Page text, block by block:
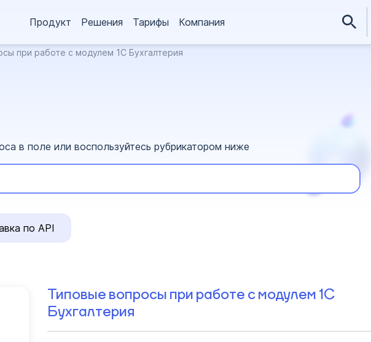
Продукт Решения Тарифы Компания
при работе с модулем 1С Бухгалтерия
в поле или воспользуйтесь рубрикатором ниже
по API
Типовые вопросы при работе с модулем 1С
Бухгалтерия